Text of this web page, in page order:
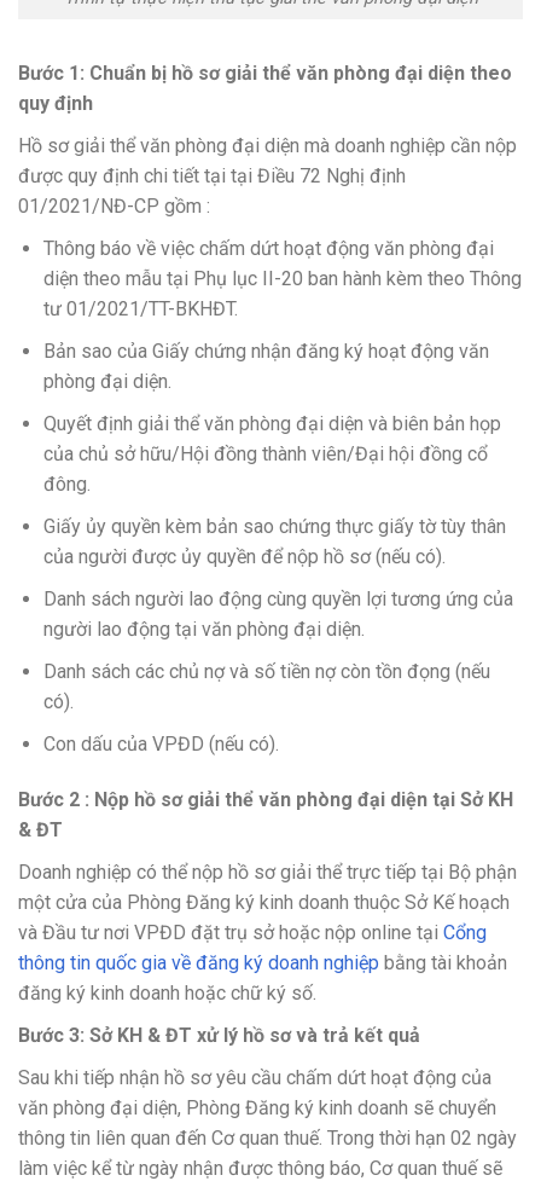
Bước 1: Chuẩn bị hồ sơ giải thể văn phòng đại diện theo
quy định
Hồ sơ giải thể văn phòng đại diện mà doanh nghiệp cần nộp
được quy định chi tiết tại tại Điều 72 Nghị định
01/2021/NĐ-CP gồm :
Thông báo về việc chấm dứt hoạt động văn phòng đại
diện theo mẫu tại Phụ lục II-20 ban hành kèm theo Thông
tư 01/2021/TT-BKHĐT.
Bản sao của Giấy chứng nhận đăng ký hoạt động văn
phòng đại diện.
Quyết định giải thể văn phòng đại diện và biên bản họp
của chủ sở hữu/Hội đồng thành viên/Đại hội đồng cổ
đông.
Giấy ủy quyền kèm bản sao chứng thực giấy tờ tùy thân
của người được ủy quyền để nộp hồ sơ (nếu có).
Danh sách người lao động cùng quyền lợi tương ứng của
người lao động tại văn phòng đại diện.
Danh sách các chủ nợ và số tiền nợ còn tồn đọng (nếu
có).
Con dấu của VPĐD (nếu có).
Bước 2 : Nộp hồ sơ giải thể văn phòng đại diện tại Sở KH
& ĐT
Doanh nghiệp có thể nộp hồ sơ giải thể trực tiếp tại Bộ phận
một cửa của Phòng Đăng ký kinh doanh thuộc Sở Kế hoạch
và Đầu tư nơi VPĐD đặt trụ sở hoặc nộp online tại Cổng
thông tin quốc gia về đăng ký doanh nghiệp bằng tài khoản
đăng ký kinh doanh hoặc chữ ký số.
Bước 3: Sở KH & ĐT xử lý hồ sơ và trả kết quả
Sau khi tiếp nhận hồ sơ yêu cầu chấm dứt hoạt động của
văn phòng đại diện, Phòng Đăng ký kinh doanh sẽ chuyển
thông tin liên quan đến Cơ quan thuế. Trong thời hạn 02 ngày
làm việc kể từ ngày nhận được thông báo, Cơ quan thuế sẽ